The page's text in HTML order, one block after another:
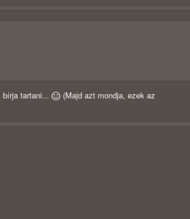
bírja tartani...
(Majd azt mondja, ezek az